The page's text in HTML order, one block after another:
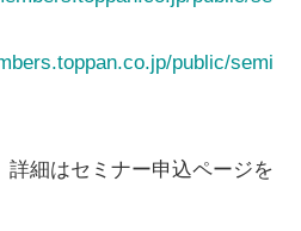
public/semi
細はセミナー申込ページを